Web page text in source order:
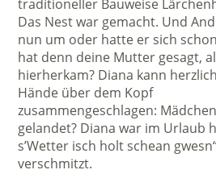
traditioneller Bauweise
Das Nest war gemacht. Und
nun um oder hatte er sich
hat denn deine Mutter gesagt,
hierherkam? Diana kann
Hände über dem Kopf
zusammengeschlagen:
gelandet? Diana war im Urlaub
s’Wetter isch holt schean
verschmitzt.